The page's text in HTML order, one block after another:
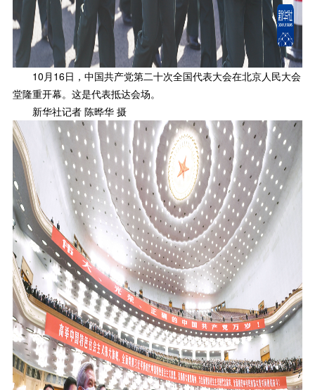
10月16日，中国共产党第二十次全国代表大会在北京人民大会
堂隆重开幕。这是代表抵达会场。
新华社记者 陈晔华 摄